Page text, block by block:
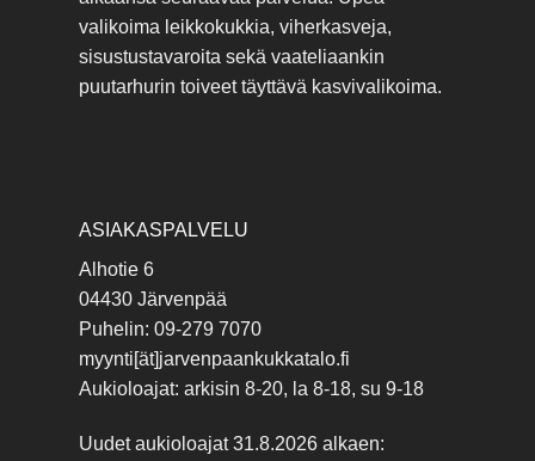
valikoima leikkokukkia, viherkasveja,
sisustustavaroita sekä vaateliaankin
puutarhurin toiveet täyttävä kasvivalikoima.
ASIAKASPALVELU
Alhotie 6
04430 Järvenpää
Puhelin: 09-279 7070
myynti[ät]jarvenpaankukkatalo.fi
Aukioloajat: arkisin 8-20, la 8-18, su 9-18
Uudet aukioloajat 31.8.2026 alkaen: